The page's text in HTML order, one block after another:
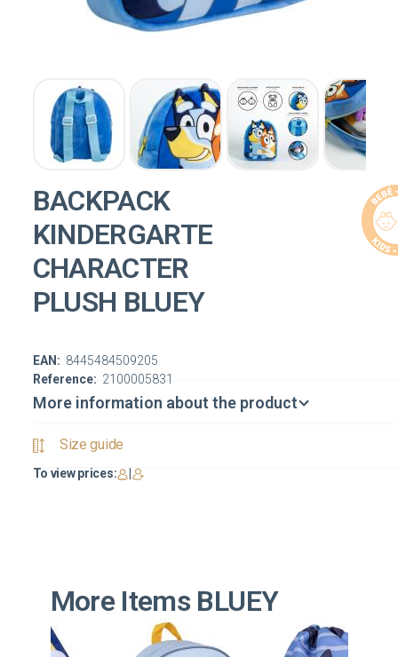
BACKPACK
KINDERGARTE
CHARACTER
PLUSH BLUEY
Reference: 2100005831
EAN: 8445484509205
More information about the product
Size guide
To view prices:
More Items BLUEY